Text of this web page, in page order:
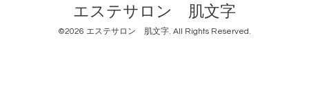
エステサロン 肌文字
©2026 エステサロン 肌文字. All Rights Reserved.